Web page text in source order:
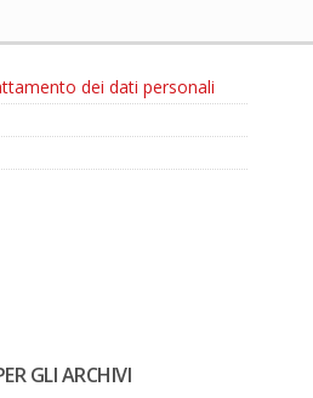
dei dati personali
GLI ARCHIVI